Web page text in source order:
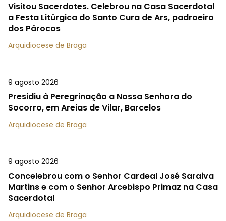
Visitou Sacerdotes. Celebrou na Casa Sacerdotal
a Festa Litúrgica do Santo Cura de Ars, padroeiro
dos Párocos
Arquidiocese de Braga
9 agosto 2026
Presidiu à Peregrinação a Nossa Senhora do
Socorro, em Areias de Vilar, Barcelos
Arquidiocese de Braga
9 agosto 2026
Concelebrou com o Senhor Cardeal José Saraiva
Martins e com o Senhor Arcebispo Primaz na Casa
Sacerdotal
Arquidiocese de Braga